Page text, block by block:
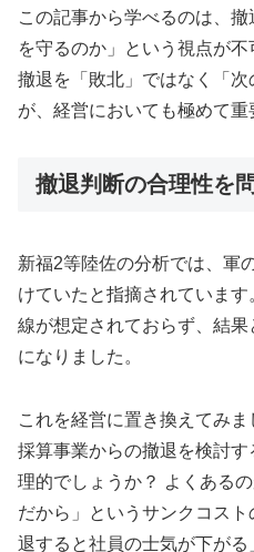
この記事から学べるのは、
を守るのか」という視点が不
撤退を「敗北」ではなく「
が、経営においても極めて重
撤退判断の合理性を
新福2等陸佐の分析では、軍
けていたと指摘されていま
線が想定されておらず、結
になりました。
これを経営に置き換えてみ
採算事業からの撤退を検討
理的でしょうか？ よくある
だから」というサンクコス
退すると社員の士気が下がる